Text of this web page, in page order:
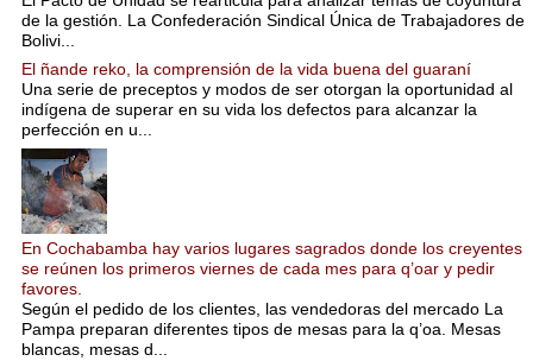
de la gestión. La Confederación Sindical Única de Trabajadores de
Bolivi...
El ñande reko, la comprensión de la vida buena del guaraní
Una serie de preceptos y modos de ser otorgan la oportunidad al
indígena de superar en su vida los defectos para alcanzar la
perfección en u...
En Cochabamba hay varios lugares sagrados donde los creyentes
se reúnen los primeros viernes de cada mes para q’oar y pedir
favores.
Según el pedido de los clientes, las vendedoras del mercado La
Pampa preparan diferentes tipos de mesas para la q’oa. Mesas
blancas, mesas d...